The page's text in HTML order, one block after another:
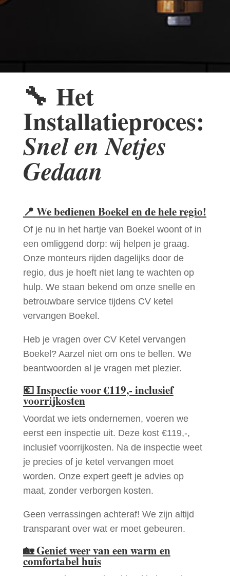
🔧 Het
Installatieproces:
Snel en Netjes
Gedaan
📍 We bedienen Boekel en de hele regio!
Of je nu in het hartje van Boekel woont of in
een omliggend dorp: wij helpen je graag.
Onze monteurs rijden dagelijks door de
regio, dus je hoeft niet lang te wachten op
hulp. We staan bekend om onze snelle en
betrouwbare service tijdens CV ketel
vervangen Boekel.
Heb je vragen over CV Ketel vervangen
Boekel? Aarzel niet om ons te bellen. We
beantwoorden al je vragen met plezier.
💶Inspectie voor €119,- inclusief
voorrijkosten
Voordat we iets ondernemen, voeren we
eerst een inspectie uit. Deze kost €119,-,
inclusief voorrijkosten. Na de inspectie weet
je precies of je ketel vervangen moet
worden. Onze expert geeft je advies op
maat, zonder verborgen kosten.
Geen verrassingen achteraf! We zijn altijd
transparant over wat er moet gebeuren.
🏡Geniet weer van een warm en
comfortabel huis